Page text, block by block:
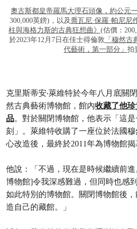
奧古斯都皇帝羅馬大理石頭像，約公元
300,000英鎊)，以及喬瓦尼·保羅·帕尼尼
柱與海格力斯的古典狂想曲》 (估價：
於2023年12月7日在佳士得倫敦 「穆然
代藝術，第一部分」 拍
克里斯蒂安‧萊維特於今年八月底關
然古典藝術博物館，館內收藏了他
品。對於關閉博物館，他表示「這
刻」。萊維特收購了一座位於法國
心改造後，最終於2011年為博物館揭
他說：「不過，現在是時候繼續前
博物館]令我深感難過，但同時也感
如此特別的博物館。關閉博物館後
造自己的藏館。」